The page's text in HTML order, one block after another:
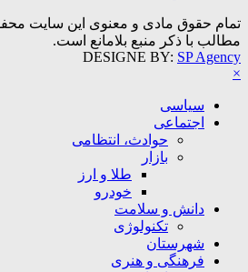
تمام حقوق مادی و معنوی این سایت
مطالب با ذکر منبع بلامانع است.
DESIGNE BY: SP Agency
×
سیاسی
اجتماعی
حوادث، انتظامی
بازار
طلا و ارز
خودرو
دانش و سلامت
تکنولوژی
شهرستان
فرهنگی و هنری